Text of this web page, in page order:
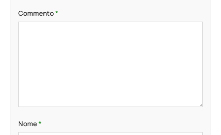
Commento*
Nome*